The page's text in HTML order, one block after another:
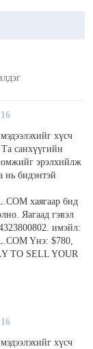
хүсч
санхүүгийн
эрэлхийлж
нь бидэнтэй
хаягаар бид
Яагаад гэвэл
имэйл:
Yнэ: $780,
TO SELL YOUR
хүсч